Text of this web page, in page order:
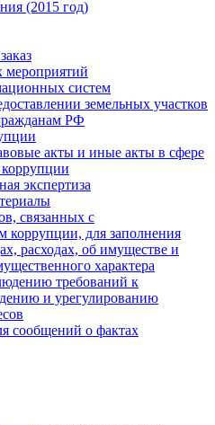
(2015 год)
мероприятий
систем
земельных участков
РФ
акты и иные акты в сфере
экспертиза
связанных с
коррупции, для заполнения
расходах, об имуществе и
характера
требований к
и урегулированию
сообщений о фактах